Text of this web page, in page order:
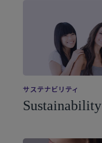
サステナビリティ
Sustainability